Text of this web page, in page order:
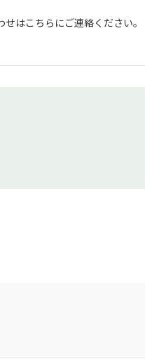
はこちらにご連絡ください。